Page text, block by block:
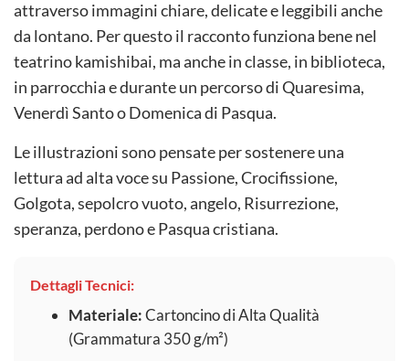
attraverso immagini chiare, delicate e leggibili anche
da lontano. Per questo il racconto funziona bene nel
teatrino kamishibai, ma anche in classe, in biblioteca,
in parrocchia e durante un percorso di Quaresima,
Venerdì Santo o Domenica di Pasqua.
Le illustrazioni sono pensate per sostenere una
lettura ad alta voce su Passione, Crocifissione,
Golgota, sepolcro vuoto, angelo, Risurrezione,
speranza, perdono e Pasqua cristiana.
Dettagli Tecnici:
Materiale:Cartoncino di Alta Qualità
(Grammatura 350 g/m²)